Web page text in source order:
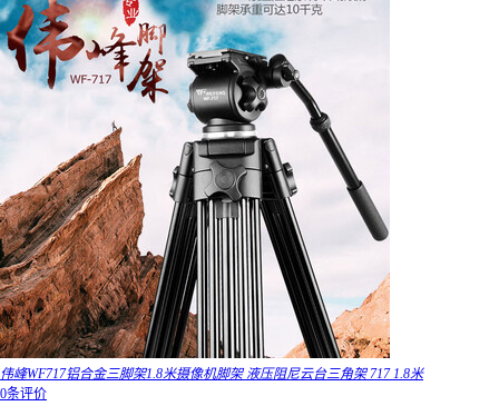
伟峰WF717铝合金三脚架1.8米摄像机脚架 液压阻尼云台三角架 717 1.8米
0条评价